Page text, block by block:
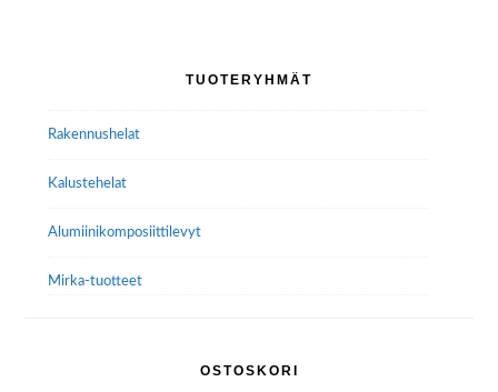
TUOTERYHMÄT
Rakennushelat
Kalustehelat
Alumiini­komposiitti­levyt
Mirka-tuotteet
OSTOSKORI